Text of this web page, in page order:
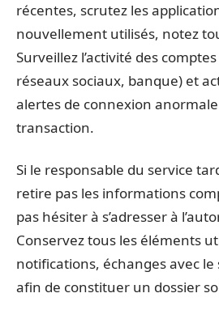
récentes, scrutez les
nouvellement utilisés, notez
Surveillez l’activité des
réseaux sociaux, banque) et
alertes de connexion
transaction.
Si le responsable du service
retire pas les informations
pas hésiter à s’adresser à
Conservez tous les éléments
notifications, échanges avec
afin de constituer un dossier